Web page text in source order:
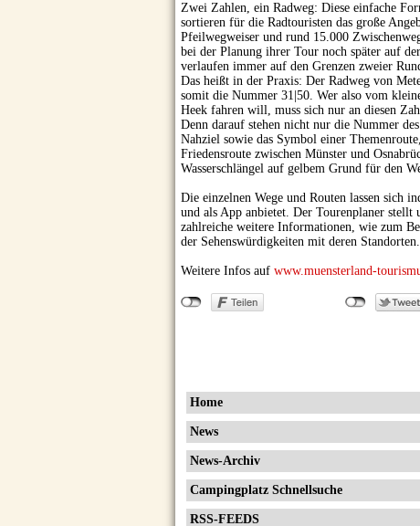
Zwei Zahlen, ein Radweg: Diese einfache
sortieren für die Radtouristen das große
Pfeilwegweiser und rund 15.000
bei der Planung ihrer Tour noch später auf
verlaufen immer auf den Grenzen zweier
Das heißt in der Praxis: Der Radweg von
somit die Nummer 31|50. Wer also vom
Heek fahren will, muss sich nur an diesen
Denn darauf stehen nicht nur die Nummer
Nahziel sowie das Symbol einer
Friedensroute zwischen Münster und
Wasserschlängel auf gelbem Grund für den
Die einzelnen Wege und Routen lassen sich
und als App anbietet. Der Tourenplaner stellt
zahlreiche weitere Informationen, wie zum
der Sehenswürdigkeiten mit deren Standorten.
Weitere Infos auf www.muensterland-
Home
News
News-Archiv
Campingplatz Schnellsuche
RSS-FEEDS